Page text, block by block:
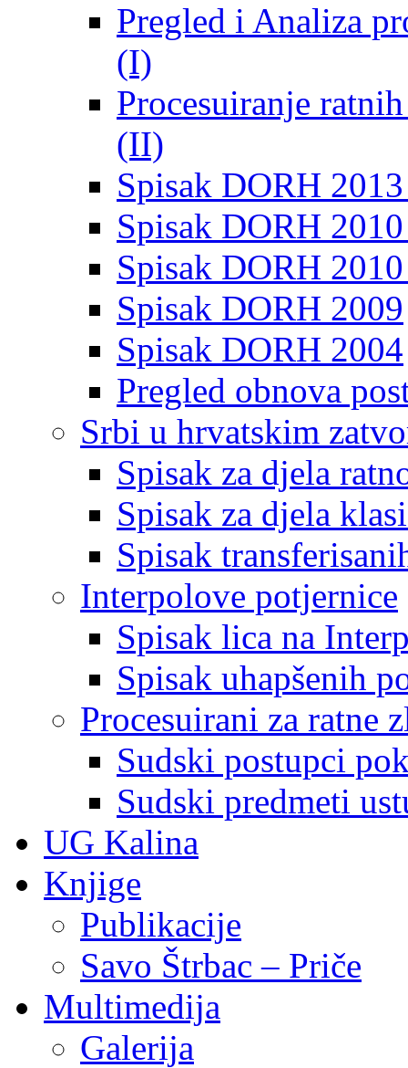
Pregled i Analiza
(I)
Procesuiranje
(II)
Spisak DORH
Spisak DORH
Spisak DORH
Spisak DORH 2009
Spisak DORH 2004
Pregled obnova
Srbi u hrvatskim
Spisak za djela
Spisak za djela
Spisak
Interpolove potjernice
Spisak lica na
Spisak uhapšenih
Procesuirani za ratne
Sudski postupci
Sudski predmeti
UG Kalina
Knjige
Publikacije
Savo Štrbac – Priče
Multimedija
Galerija